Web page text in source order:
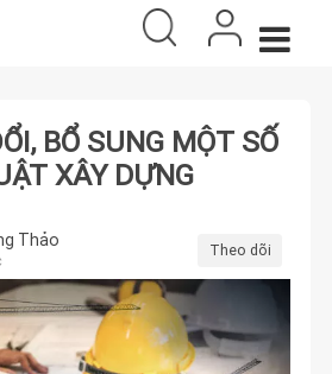
BỔ SUNG MỘT SỐ
XÂY DỰNG
Thảo Theo dõi